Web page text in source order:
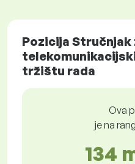
Pozicija Stručnjak
tržištu rada
Ova
je na
134